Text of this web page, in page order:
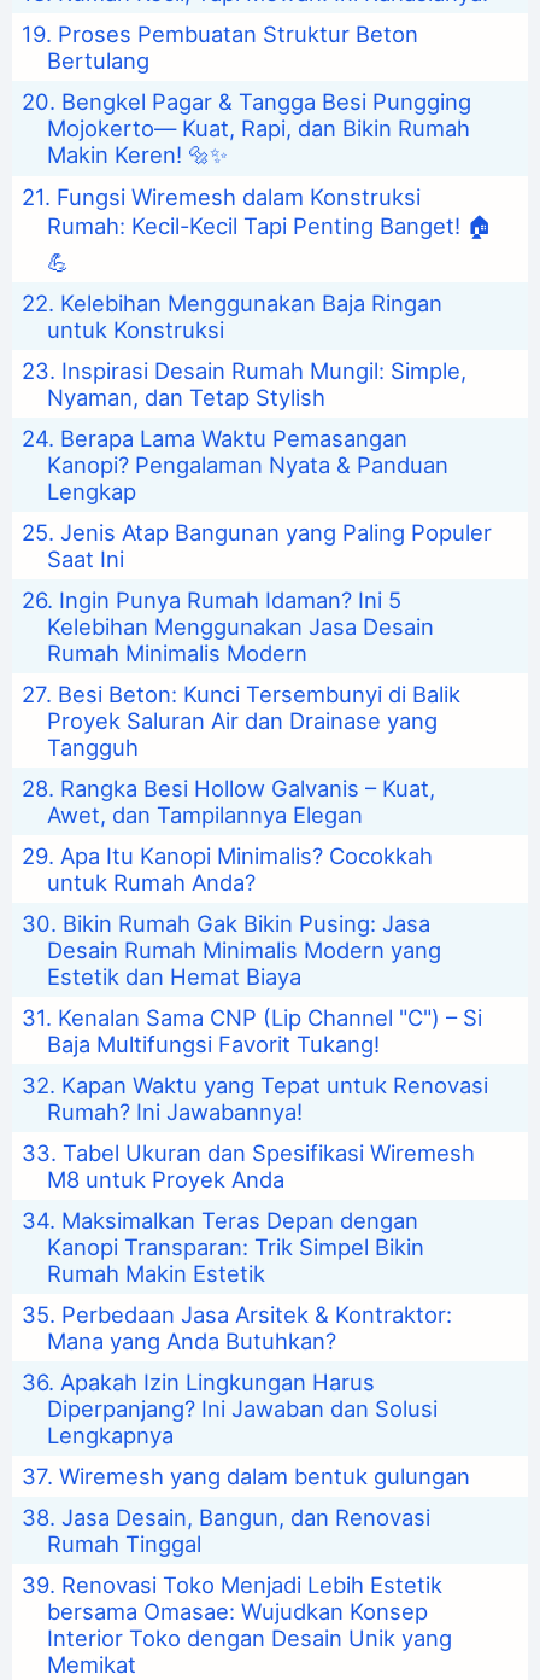
Proses Pembuatan Struktur Beton
Bertulang
Bengkel Pagar & Tangga Besi Pungging
Mojokerto— Kuat, Rapi, dan Bikin Rumah
Makin Keren! 🔩✨
Fungsi Wiremesh dalam Konstruksi
Rumah: Kecil-Kecil Tapi Penting Banget! 🏠
💪
Kelebihan Menggunakan Baja Ringan
untuk Konstruksi
Inspirasi Desain Rumah Mungil: Simple,
Nyaman, dan Tetap Stylish
Berapa Lama Waktu Pemasangan
Kanopi? Pengalaman Nyata & Panduan
Lengkap
Jenis Atap Bangunan yang Paling Populer
Saat Ini
Ingin Punya Rumah Idaman? Ini 5
Kelebihan Menggunakan Jasa Desain
Rumah Minimalis Modern
Besi Beton: Kunci Tersembunyi di Balik
Proyek Saluran Air dan Drainase yang
Tangguh
Rangka Besi Hollow Galvanis – Kuat,
Awet, dan Tampilannya Elegan
Apa Itu Kanopi Minimalis? Cocokkah
untuk Rumah Anda?
Bikin Rumah Gak Bikin Pusing: Jasa
Desain Rumah Minimalis Modern yang
Estetik dan Hemat Biaya
Kenalan Sama CNP (Lip Channel "C") – Si
Baja Multifungsi Favorit Tukang!
Kapan Waktu yang Tepat untuk Renovasi
Rumah? Ini Jawabannya!
Tabel Ukuran dan Spesifikasi Wiremesh
M8 untuk Proyek Anda
Maksimalkan Teras Depan dengan
Kanopi Transparan: Trik Simpel Bikin
Rumah Makin Estetik
Perbedaan Jasa Arsitek & Kontraktor:
Mana yang Anda Butuhkan?
Apakah Izin Lingkungan Harus
Diperpanjang? Ini Jawaban dan Solusi
Lengkapnya
Wiremesh yang dalam bentuk gulungan
Jasa Desain, Bangun, dan Renovasi
Rumah Tinggal
Renovasi Toko Menjadi Lebih Estetik
bersama Omasae: Wujudkan Konsep
Interior Toko dengan Desain Unik yang
Memikat